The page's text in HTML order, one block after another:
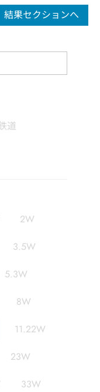
結果セクションへ
道
2W
3.5W
5.3W
8W
11.22W
23W
33W